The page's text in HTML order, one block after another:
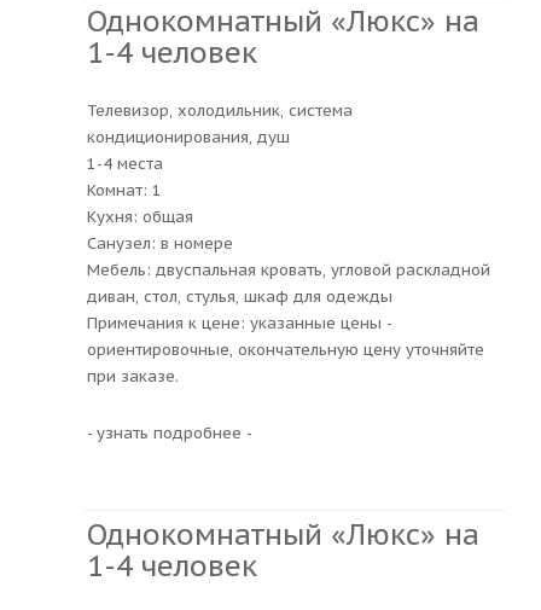
Однокомнатный «Люкс» на
1-4 человек
Телевизор, холодильник, система
кондиционирования, душ
1-4 места
Комнат: 1
Кухня: общая
Санузел: в номере
Мебель: двуспальная кровать, угловой раскладной
диван, стол, стулья, шкаф для одежды
Примечания к цене: указанные цены -
ориентировочные, окончательную цену уточняйте
при заказе.
- узнать подробнее -
Однокомнатный «Люкс» на
1-4 человек